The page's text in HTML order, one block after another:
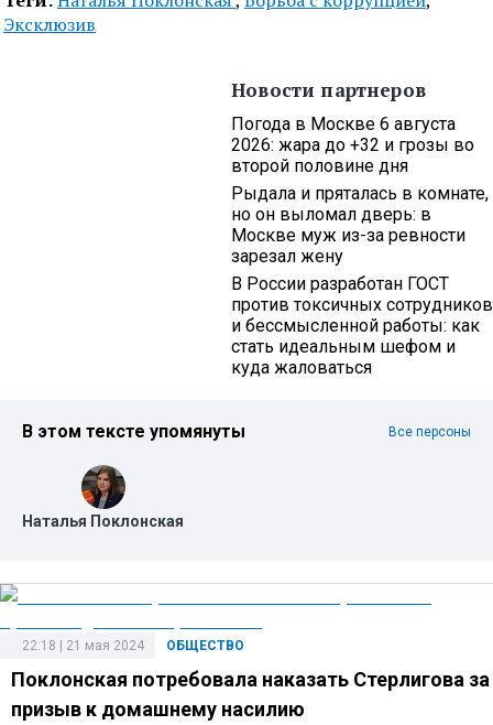
Эксклюзив
Новости партнеров
Погода в Москве 6 августа
2026: жара до +32 и грозы во
второй половине дня
Рыдала и пряталась в комнате,
но он выломал дверь: в
Москве муж из-за ревности
зарезал жену
В России разработан ГОСТ
против токсичных сотрудников
и бессмысленной работы: как
стать идеальным шефом и
куда жаловаться
В этом тексте упомянуты Все персоны
Наталья Поклонская
ОБЩЕСТВО
22:18 | 21 мая 2024
Поклонская потребовала наказать Стерлигова за
призыв к домашнему насилию